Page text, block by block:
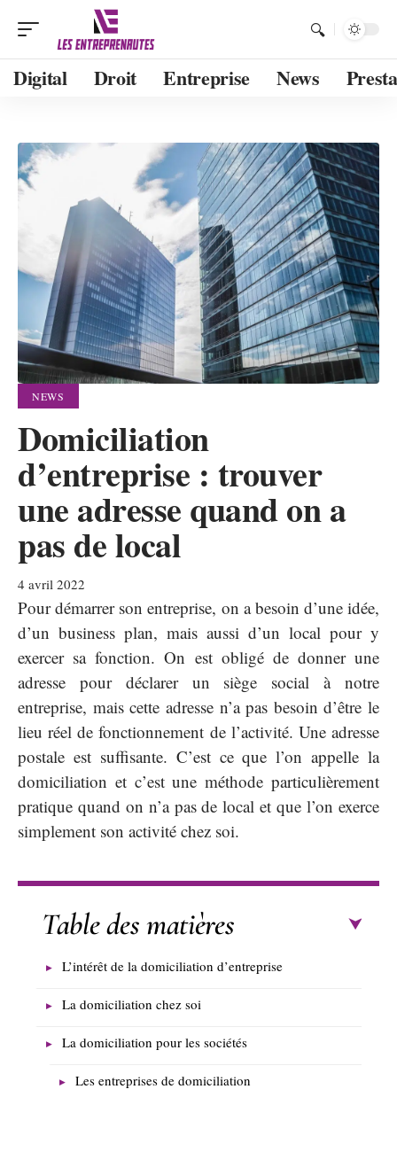
Digital Droit Entreprise News
NEWS
Domiciliation
d’entreprise : trouver
une adresse quand on a
pas de local
4 avril 2022
Pour démarrer son entreprise, on a besoin d’une idée,
d’un business plan, mais aussi d’un local pour y
exercer sa fonction. On est obligé de donner une
adresse pour déclarer un siège social à notre
entreprise, mais cette adresse n’a pas besoin d’être le
lieu réel de fonctionnement de l’activité. Une adresse
postale est suffisante. C’est ce que l’on appelle la
domiciliation et c’est une méthode particulièrement
pratique quand on n’a pas de local et que l’on exerce
simplement son activité chez soi.
Table des matières
L’intérêt de la domiciliation d’entreprise
La domiciliation chez soi
La domiciliation pour les sociétés
Les entreprises de domiciliation